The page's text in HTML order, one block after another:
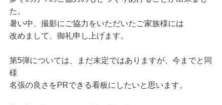
た。
暑い中、撮影にご協力をいただいたご家族様には
改めまして、御礼申し上げます。
第5弾については、まだ未定ではありますが、今までと同
様
名張の良さをPRできる看板にしたいと思います。